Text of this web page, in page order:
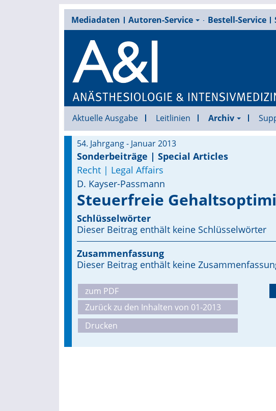
Mediadaten Autoren-Service Bestell-Service
Aktuelle Ausgabe Leitlinien Archiv
54. Jahrgang - Januar 2013
Sonderbeiträge | Special Articles
Recht | Legal Affairs
D. Kayser-Passmann
Steuerfreie
Schlüsselwörter
Dieser Beitrag enthält keine Schlüsselwörter
Zusammenfassung
Dieser Beitrag enthält keine
zum PDF
Zurück zu den Inhalten von 01-2013
Drucken